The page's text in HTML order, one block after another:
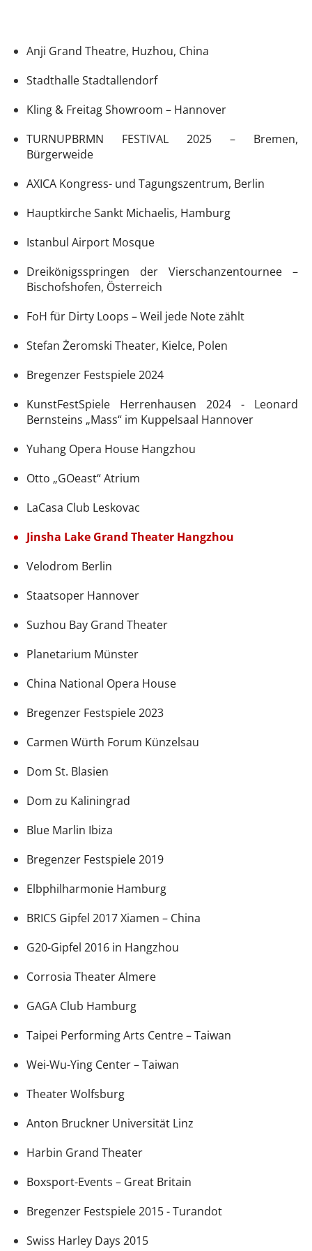
Anji Grand Theatre, Huzhou, China
Stadthalle Stadtallendorf
Kling & Freitag Showroom – Hannover
TURNUPBRMN FESTIVAL 2025 – Bremen,
Bürgerweide
AXICA Kongress- und Tagungszentrum, Berlin
Hauptkirche Sankt Michaelis, Hamburg
Istanbul Airport Mosque
Dreikönigsspringen der Vierschanzentournee –
Bischofshofen, Österreich
FoH für Dirty Loops – Weil jede Note zählt
Stefan Żeromski Theater, Kielce, Polen
Bregenzer Festspiele 2024
KunstFestSpiele Herrenhausen 2024 - Leonard
Bernsteins „Mass“ im Kuppelsaal Hannover
Yuhang Opera House Hangzhou
Otto „GOeast“ Atrium
LaCasa Club Leskovac
Jinsha Lake Grand Theater Hangzhou
Velodrom Berlin
Staatsoper Hannover
Suzhou Bay Grand Theater
Planetarium Münster
China National Opera House
Bregenzer Festspiele 2023
Carmen Würth Forum Künzelsau
Dom St. Blasien
Dom zu Kaliningrad
Blue Marlin Ibiza
Bregenzer Festspiele 2019
Elbphilharmonie Hamburg
BRICS Gipfel 2017 Xiamen – China
G20-Gipfel 2016 in Hangzhou
Corrosia Theater Almere
GAGA Club Hamburg
Taipei Performing Arts Centre – Taiwan
Wei-Wu-Ying Center – Taiwan
Theater Wolfsburg
Anton Bruckner Universität Linz
Harbin Grand Theater
Boxsport-Events – Great Britain
Bregenzer Festspiele 2015 - Turandot
Swiss Harley Days 2015